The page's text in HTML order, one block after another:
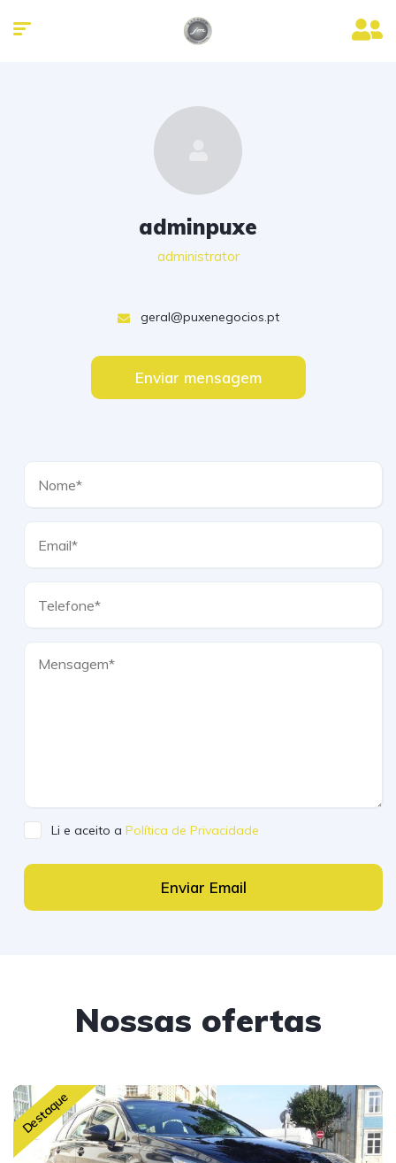
adminpuxe
administrator
geral@puxenegocios.pt
Enviar mensagem
Li e aceito a Política de Privacidade
Enviar Email
Nossas ofertas
Destaque